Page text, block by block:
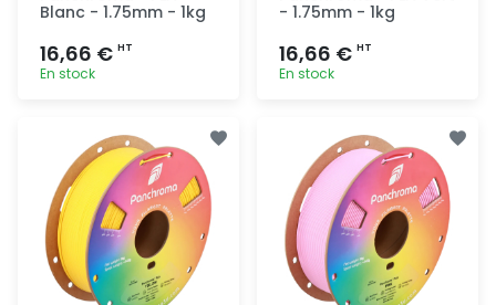
Blanc - 1.75mm - 1kg
16,66 € HT
En stock
rapide
- 1.75mm - 1kg
16,66 € HT
En stock
rapide